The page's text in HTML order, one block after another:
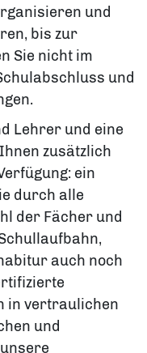
und
bis zur
Sie nicht im
und
Lehrer und eine
zusätzlich
ein
durch alle
der Fächer und
auch noch
in vertraulichen
und